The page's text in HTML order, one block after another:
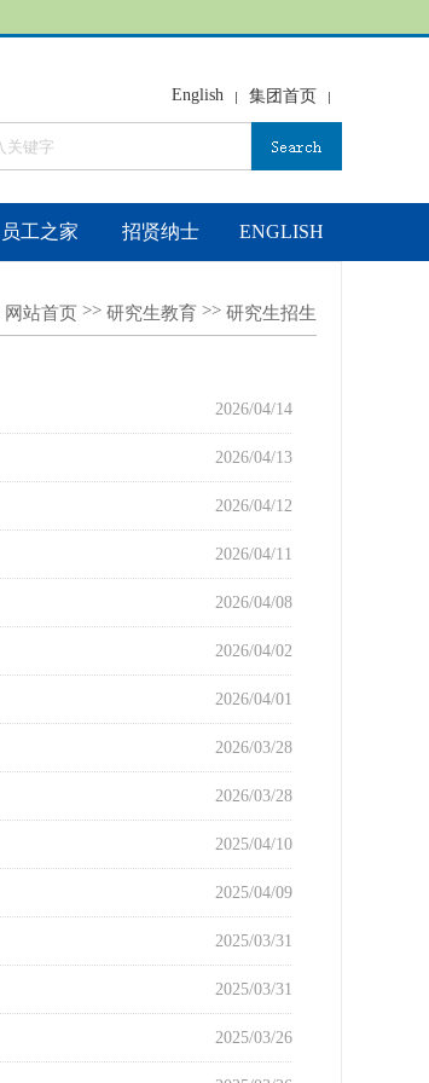
English 集团首页
员工之家 招贤纳士 ENGLISH
网站首页 >> 研究生教育 >> 研究生招生
2026/04/14
2026/04/13
2026/04/12
2026/04/11
2026/04/08
2026/04/02
2026/04/01
2026/03/28
2026/03/28
2025/04/10
2025/04/09
2025/03/31
2025/03/31
2025/03/26